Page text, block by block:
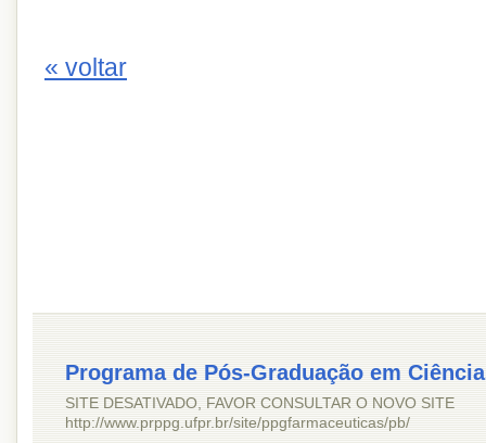
« voltar
Programa de Pós-Graduação em
SITE DESATIVADO, FAVOR CONSULTAR O NOVO SITE
http://www.prppg.ufpr.br/site/ppgfarmaceuticas/pb/